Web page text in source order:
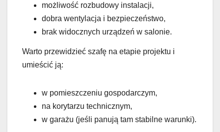
możliwość rozbudowy instalacji,
dobra wentylacja i bezpieczeństwo,
brak widocznych urządzeń w salonie.
Warto przewidzieć szafę na etapie projektu i
umieścić ją:
w pomieszczeniu gospodarczym,
na korytarzu technicznym,
w garażu (jeśli panują tam stabilne warunki).